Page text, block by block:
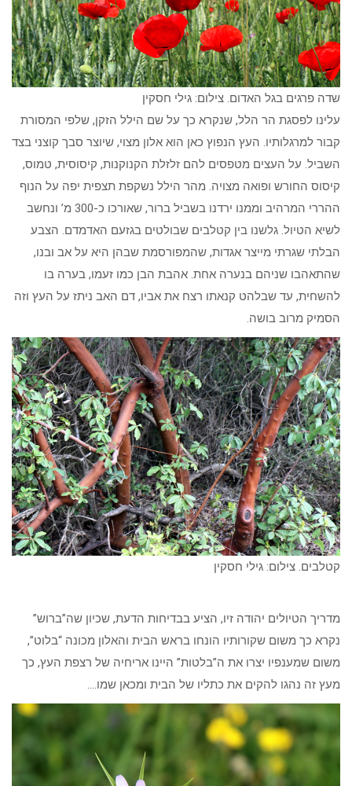
שדה פרגים בגל האדום. צילום: גילי חסקין
עלינו לפסגת הר הלל, שנקרא כך על שם הילל הזקן, שלפי המסורת
קבור למרגלותיו. העץ הנפוץ כאן הוא אלון מצוי, שיוצר סבך קוצני בצד
השביל. על העצים מטפסים להם זלזלת הקנוקנות, קיסוסית, טמוס,
קיסוס החורש ופואה מצויה. מהר הילל נשקפת תצפית יפה על הנוף
ההררי המרהיב וממנו ירדנו בשביל ברור, שאורכו כ-300 מ’ ונחשב
לשיא הטיול. גלשנו בין קטלבים שבולטים בגזעם האדמדם. הצבע
הבלתי שגרתי מייצר אגדות, שהמפורסמת שבהן היא על אב ובנו,
שהתאהבו שניהם בנערה אחת. אהבת הבן כמו זעמו, בערה בו
להשחית, עד שבלהט קנאתו רצח את אביו, דם האב ניתז על העץ וזה
הסמיק מרוב בושה.
קטלבים. צילום: גילי חסקין
מדריך הטיולים יהודה זיו, הציע בבדיחות הדעת, שכיון שה”ברוש”
נקרא כך משום שקורותיו הונחו בראש הבית והאלון מכונה “בלוט”,
משום שמענפיו יצרו את ה”בלטות” היינו אריחיה של רצפת העץ, כך
מעץ זה נהגו להקים את כתליו של הבית ומכאן שמו….